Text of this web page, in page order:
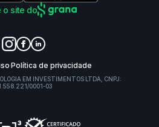
o site do
Política de privacidade
EM INVESTIMENTOS LTDA, CNPJ:
0001-03